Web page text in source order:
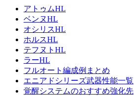
アトゥムHL
ベンヌHL
オシリスHL
ホルスHL
テフヌトHL
ラーHL
フルオート編成例まとめ
エニアドシリーズ武器性能一覧
覚醒システムのおすすめ強化先